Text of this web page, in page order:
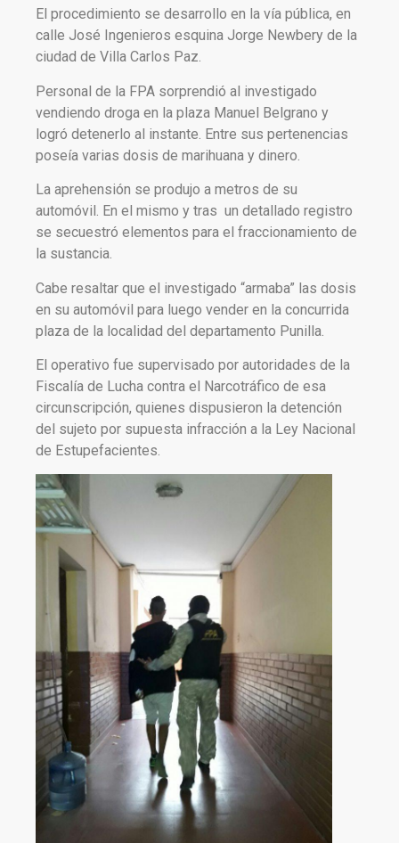
El procedimiento se desarrollo en la vía pública, en
calle José Ingenieros esquina Jorge Newbery de la
ciudad de Villa Carlos Paz.
Personal de la FPA sorprendió al investigado
vendiendo droga en la plaza Manuel Belgrano y
logró detenerlo al instante. Entre sus pertenencias
poseía varias dosis de marihuana y dinero.
La aprehensión se produjo a metros de su
automóvil. En el mismo y tras un detallado registro
se secuestró elementos para el fraccionamiento de
la sustancia.
Cabe resaltar que el investigado “armaba” las dosis
en su automóvil para luego vender en la concurrida
plaza de la localidad del departamento Punilla.
El operativo fue supervisado por autoridades de la
Fiscalía de Lucha contra el Narcotráfico de esa
circunscripción, quienes dispusieron la detención
del sujeto por supuesta infracción a la Ley Nacional
de Estupefacientes.